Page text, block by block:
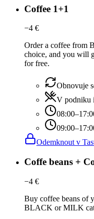
Coffee 1+1
−4 €
Order a coffee from
choice, and you will
for free.
Obnovuje
V podniku
Odemknout v
Coffe beans +
−4 €
Buy coffee beans of
BLACK or MILK